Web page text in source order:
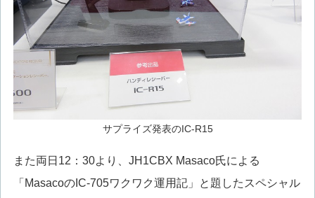
サプライズ発表のIC-R15
また両日12：30より、JH1CBX Masaco氏による
「MasacoのIC-705ワクワク運用記」と題したスペシャル